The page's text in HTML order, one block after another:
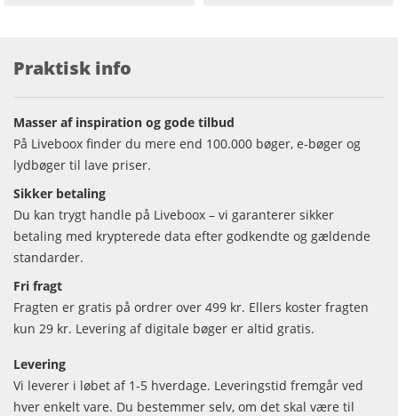
Praktisk info
Masser af inspiration og gode tilbud
På Liveboox finder du mere end 100.000 bøger, e-bøger og
lydbøger til lave priser.
Sikker betaling
Du kan trygt handle på Liveboox – vi garanterer sikker
betaling med krypterede data efter godkendte og gældende
standarder.
Fri fragt
Fragten er gratis på ordrer over 499 kr. Ellers koster fragten
kun 29 kr. Levering af digitale bøger er altid gratis.
Levering
Vi leverer i løbet af 1-5 hverdage. Leveringstid fremgår ved
hver enkelt vare. Du bestemmer selv, om det skal være til